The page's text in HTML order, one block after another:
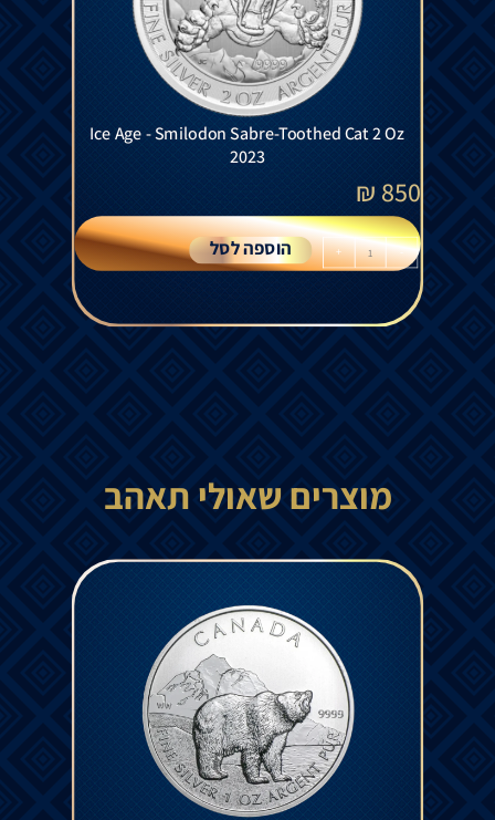
Ice Age - Smilodon Sabre-Toothed Cat 2 Oz
2023
850
₪
-
+ הוספה לסל
מוצרים שאולי תאהב